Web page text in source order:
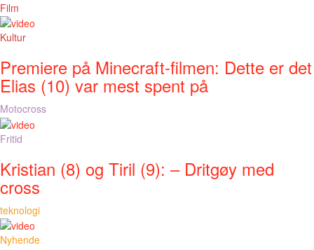
Film
Kultur
Premiere på Minecraft-filmen: Dette er det
Elias (10) var mest spent på
Motocross
Fritid
Kristian (8) og Tiril (9): – Dritgøy med
cross
teknologi
Nyhende